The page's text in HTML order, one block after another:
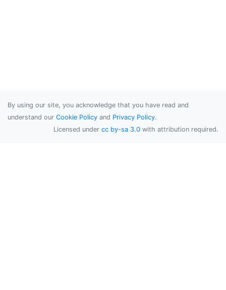
By using our site, you acknowledge that you have read and
understand our Cookie Policy and Privacy Policy.
Licensed under cc by-sa 3.0 with attribution required.